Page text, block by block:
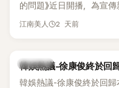
的問題》近日開播，為宣
節目，不料訪談中的一段
江南美人 2 天前
熱議討論
韓娛熱議-徐康俊終於回
韓娛熱議-徐康俊終於回歸